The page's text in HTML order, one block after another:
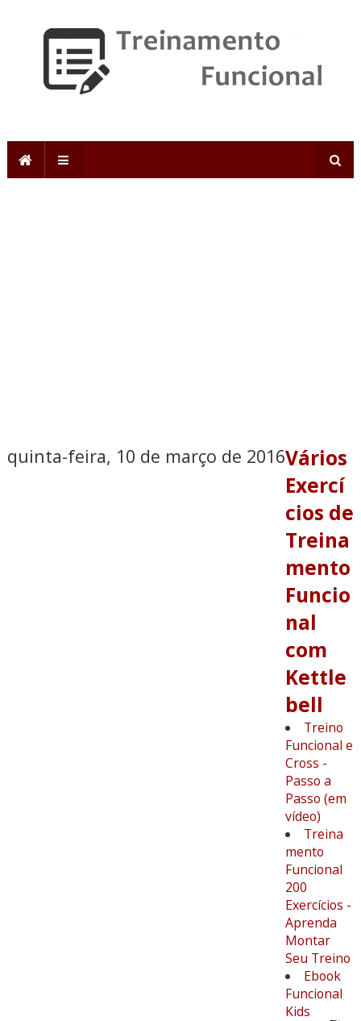
quinta-feira, 10 de março de 2016Vários
Exercí
cios de
Treina
mento
Funcio
nal
com
Kettle
bell
Treino
Funcional e
Cross -
Passo a
Passo (em
vídeo)
Treina
mento
Funcional
200
Exercícios -
Aprenda
Montar
Seu Treino
Ebook
Funcional
Kids